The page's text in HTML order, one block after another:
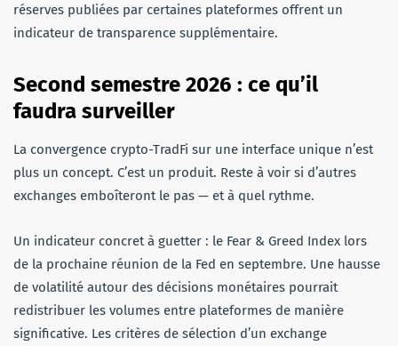
réserves publiées par certaines plateformes offrent un
indicateur de transparence supplémentaire.
Second semestre 2026 : ce qu’il
faudra surveiller
La convergence crypto-TradFi sur une interface unique n’est
plus un concept. C’est un produit. Reste à voir si d’autres
exchanges emboîteront le pas — et à quel rythme.
Un indicateur concret à guetter : le Fear & Greed Index lors
de la prochaine réunion de la Fed en septembre. Une hausse
de volatilité autour des décisions monétaires pourrait
redistribuer les volumes entre plateformes de manière
significative. Les critères de sélection d’un exchange